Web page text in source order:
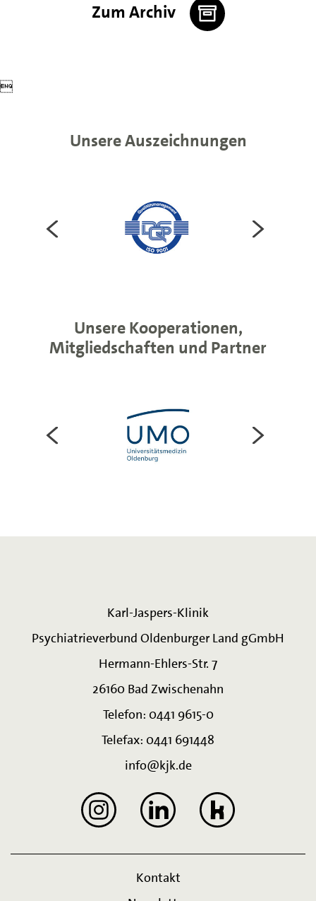
Zum Archiv

Unsere Auszeichnungen
Unsere Kooperationen,
Mitgliedschaften und Partner
Karl-Jaspers-Klinik
Psychiatrieverbund Oldenburger Land gGmbH
Hermann-Ehlers-Str. 7
26160 Bad Zwischenahn
Telefon: 0441 9615-0
Telefax: 0441 691448
info@kjk.de
Kontakt